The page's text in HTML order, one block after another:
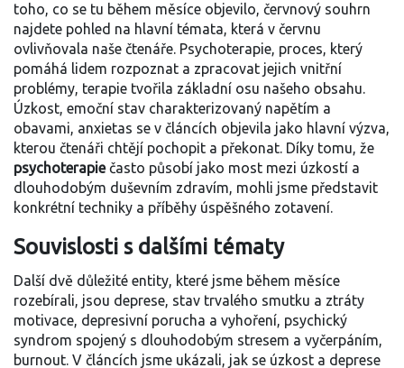
toho, co se tu během měsíce objevilo, červnový souhrn
najdete pohled na hlavní témata, která v červnu
ovlivňovala naše čtenáře. Psychoterapie, proces, který
pomáhá lidem rozpoznat a zpracovat jejich vnitřní
problémy, terapie tvořila základní osu našeho obsahu.
Úzkost, emoční stav charakterizovaný napětím a
obavami, anxietas se v článcích objevila jako hlavní výzva,
kterou čtenáři chtějí pochopit a překonat. Díky tomu, že
psychoterapiečasto působí jako most mezi úzkostí a
dlouhodobým duševním zdravím, mohli jsme představit
konkrétní techniky a příběhy úspěšného zotavení.
Souvislosti s dalšími tématy
Další dvě důležité entity, které jsme během měsíce
rozebírali, jsou deprese, stav trvalého smutku a ztráty
motivace, depresivní porucha a vyhoření, psychický
syndrom spojený s dlouhodobým stresem a vyčerpáním,
burnout. V článcích jsme ukázali, jak se úzkost a deprese